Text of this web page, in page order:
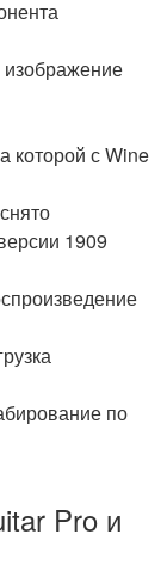
которой с Wine
1909
по
Pro и